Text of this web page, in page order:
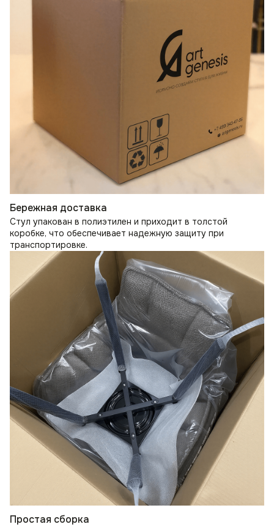
Бережная доставка
Стул упакован в полиэтилен и приходит в толстой
коробке, что обеспечивает надежную защиту при
транспортировке.
Простая сборка